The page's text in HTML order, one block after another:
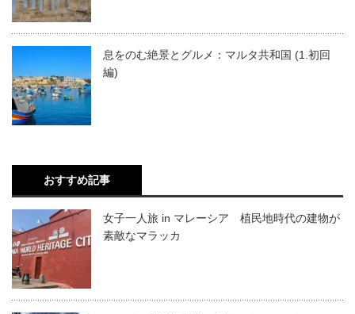
息をのむ絶景とグルメ：マルタ共和国 (1.初回
編)
おすすめ記事
女子一人旅 in マレーシア 植民地時代の建物が
素敵なマラッカ